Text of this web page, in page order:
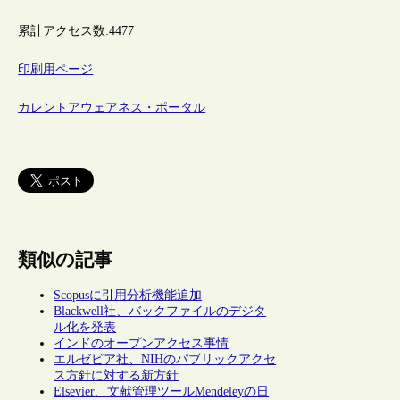
累計アクセス数:4477
印刷用ページ
カレントアウェアネス・ポータル
類似の記事
Scopusに引用分析機能追加
Blackwell社、バックファイルのデジタ
ル化を発表
インドのオープンアクセス事情
エルゼビア社、NIHのパブリックアクセ
ス方針に対する新方針
Elsevier、文献管理ツールMendeleyの日